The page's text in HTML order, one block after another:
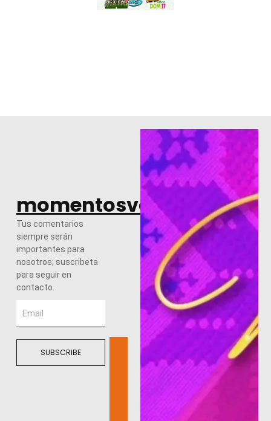
momentosvalles.com
Tus comentarios
siempre serán
importantes para
nosotros; suscribeta
para seguir en
contacto.
SUBSCRIBE